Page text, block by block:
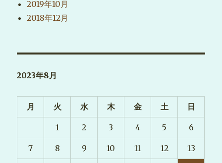
2019年10月
2018年12月
2023年8月
月 火 水 木 金 土 日
1 2 3 4 5 6
7 8 9 10 11 12 13